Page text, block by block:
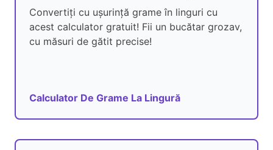
Convertiți cu ușurință grame în linguri cu
acest calculator gratuit! Fii un bucătar grozav,
cu măsuri de gătit precise!
Calculator De Grame La Lingură